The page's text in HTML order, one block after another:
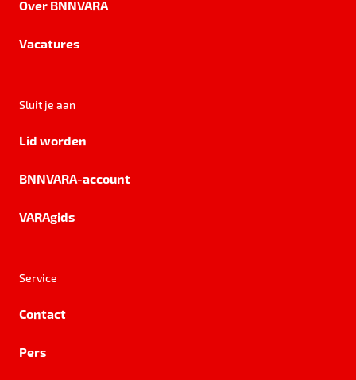
Over BNNVARA
Vacatures
Sluit je aan
Lid worden
BNNVARA-account
VARAgids
Service
Contact
Pers